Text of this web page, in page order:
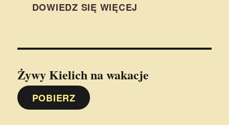
DOWIEDZ SIĘ WIĘCEJ
Żywy Kielichna wakacje
POBIERZ